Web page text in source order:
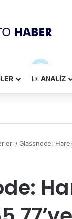
ANALIZ
/Glassnode: